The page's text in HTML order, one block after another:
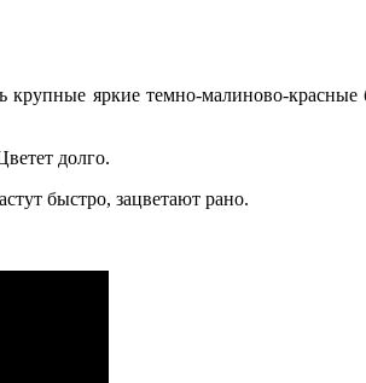
яркие темно-малиново-красные
долго.
быстро, зацветают рано.